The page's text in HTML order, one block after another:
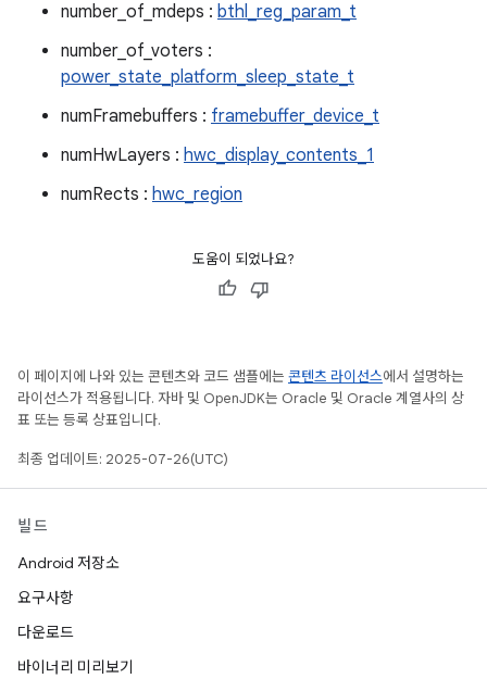
number_of_mdeps : bthl_reg_param_t
number_of_voters :
power_state_platform_sleep_state_t
numFramebuffers : framebuffer_device_t
numHwLayers : hwc_display_contents_1
numRects : hwc_region
도움이 되었나요?
이 페이지에 나와 있는 콘텐츠와 코드 샘플에는 콘텐츠 라이선스에서 설명하는
라이선스가 적용됩니다. 자바 및 OpenJDK는 Oracle 및 Oracle 계열사의 상
표 또는 등록 상표입니다.
최종 업데이트: 2025-07-26(UTC)
빌드
Android 저장소
요구사항
다운로드
바이너리 미리보기